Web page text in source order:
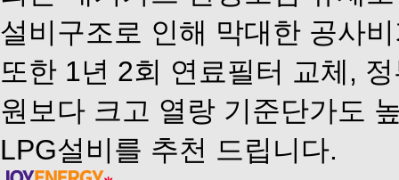
설비구조로 인해 막대한 공사
또한 1년 2회 연료필터 교체,
원보다 크고 열랑 기준단가도
LPG설비를 추천 드립니다.